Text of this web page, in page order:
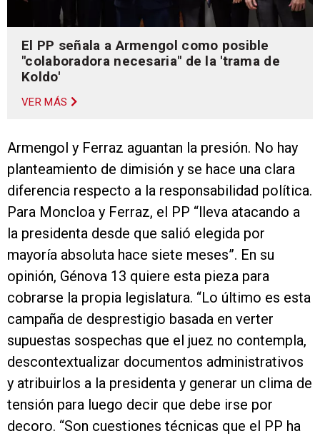
El PP señala a Armengol como posible
"colaboradora necesaria" de la 'trama de
Koldo'
VER MÁS
Armengol y Ferraz aguantan la presión. No hay
planteamiento de dimisión y se hace una clara
diferencia respecto a la responsabilidad política.
Para Moncloa y Ferraz, el PP “lleva atacando a
la presidenta desde que salió elegida por
mayoría absoluta hace siete meses”. En su
opinión, Génova 13 quiere esta pieza para
cobrarse la propia legislatura. “Lo último es esta
campaña de desprestigio basada en verter
supuestas sospechas que el juez no contempla,
descontextualizar documentos administrativos
y atribuirlos a la presidenta y generar un clima de
tensión para luego decir que debe irse por
decoro. “Son cuestiones técnicas que el PP ha